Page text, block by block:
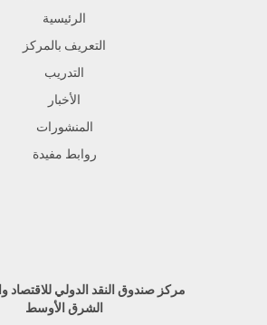
الرئيسية
التعريف بالمركز
التدريب
الأخبار
المنشورات
روابط مفيدة
مركز صندوق النقد الدولي للاقتصاد
الشرق الأوسط